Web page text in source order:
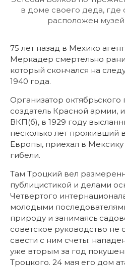
в доме своего деда, где
расположен музей
75 лет назад в Мехико
Меркадер смертельно
который скончался на
1940 года.
Организатор октябрьского
создатель Красной армии,
ВКП(б), в 1929 году
несколько лет проживший
Европы, приехал в Мексику
гибели.
Там Троцкий вел
публицистикой и делами
Четвертого
молодыми
природу и занимаясь
советское руководство не
свести с ним счеты:
уже вторым за год
Троцкого. 24 мая его дом